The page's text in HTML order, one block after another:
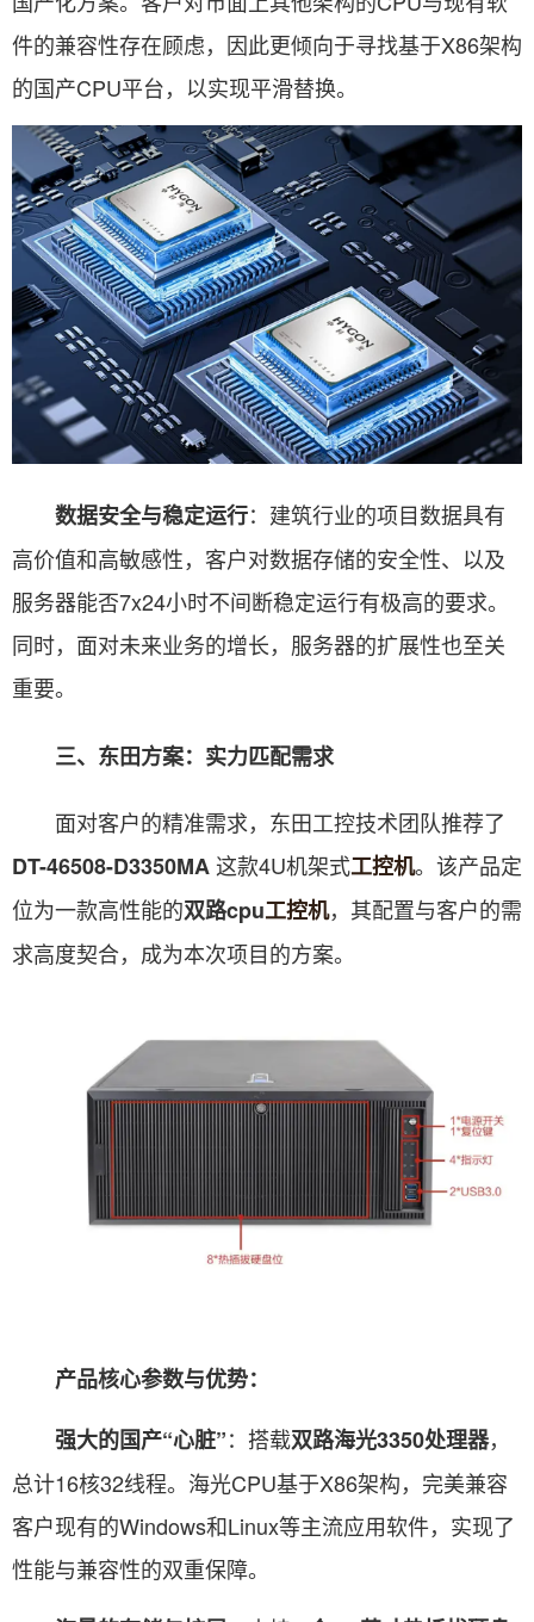
件的兼容性存在顾虑，因此更倾向于寻找基于X86架构
的国产CPU平台，以实现平滑替换。
数据安全与稳定运行：建筑行业的项目数据具有
高价值和高敏感性，客户对数据存储的安全性、以及
服务器能否7x24小时不间断稳定运行有极高的要求。
同时，面对未来业务的增长，服务器的扩展性也至关
重要。
三、东田方案：实力匹配需求
面对客户的精准需求，东田工控技术团队推荐了
DT-46508-D3350MA这款4U机架式工控机。该产品定
位为一款高性能的双路cpu工控机，其配置与客户的需
求高度契合，成为本次项目的方案。
产品核心参数与优势：
强大的国产“心脏”：搭载双路海光3350处理器，
总计16核32线程。海光CPU基于X86架构，完美兼容
客户现有的Windows和Linux等主流应用软件，实现了
性能与兼容性的双重保障。